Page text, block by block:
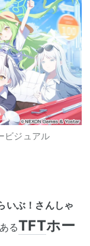
ビジュアル
いぶ！さんしゃ
るTFTホー